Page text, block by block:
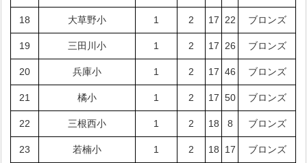
18 大草野小 1 2 17 22 ブロンズ
19 三田川小 1 2 17 26 ブロンズ
20 兵庫小 1 2 17 46 ブロンズ
21 橘小 1 2 17 50 ブロンズ
22 三根西小 1 2 18 8 ブロンズ
23 若楠小 1 2 18 17 ブロンズ